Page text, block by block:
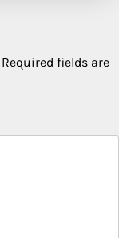
Required fields are